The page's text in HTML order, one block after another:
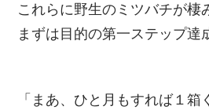
これらに野生のミツバチが棲
まずは目的の第一ステップ達
「まあ、ひと月もすれば１